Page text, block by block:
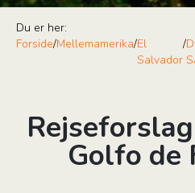
Du er her:
Forside/Mellemamerika/El
Salvador
/
Golfo de